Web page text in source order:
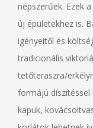
népszerűek. Ezek
új épületekhez is.
igényeitől és
tradicionális
tetőteraszra/
formájú díszítéssel
kapuk,